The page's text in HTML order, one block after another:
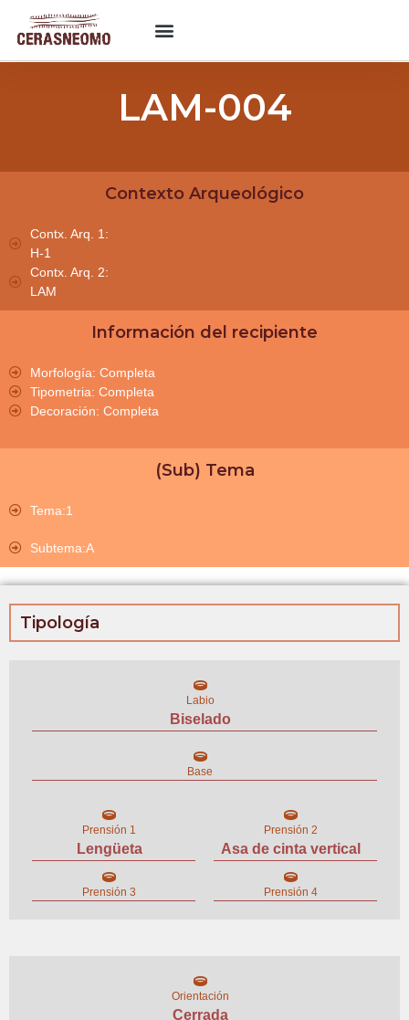
LAM-004
Contexto Arqueológico
Contx. Arq. 1:
H-1
Contx. Arq. 2:
LAM
Información del recipiente
Morfología: Completa
Tipometria: Completa
Decoración: Completa
(Sub) Tema
Tema:1
Subtema:A
Tipología
Labio
Biselado
Base
Prensión 1
Lengüeta
Prensión 2
Asa de cinta vertical
Prensión 3 Prensión 4
Orientación
Cerrada